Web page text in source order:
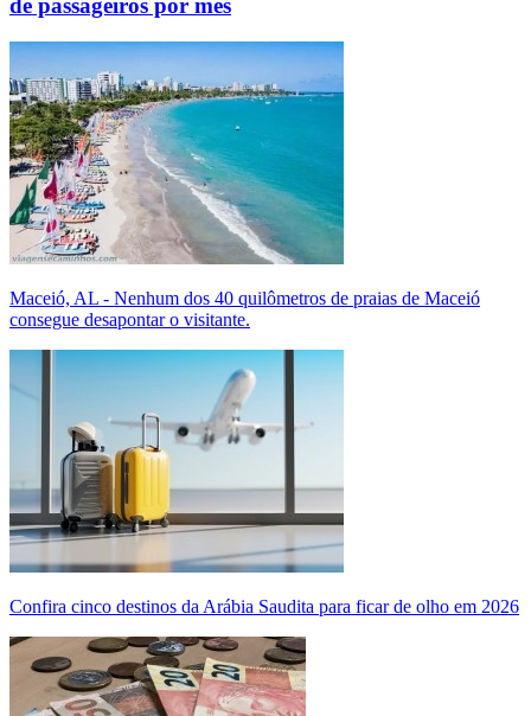
de passageiros por mês
Maceió, AL - Nenhum dos 40 quilômetros de praias de Maceió
consegue desapontar o visitante.
Confira cinco destinos da Arábia Saudita para ficar de olho em 2026